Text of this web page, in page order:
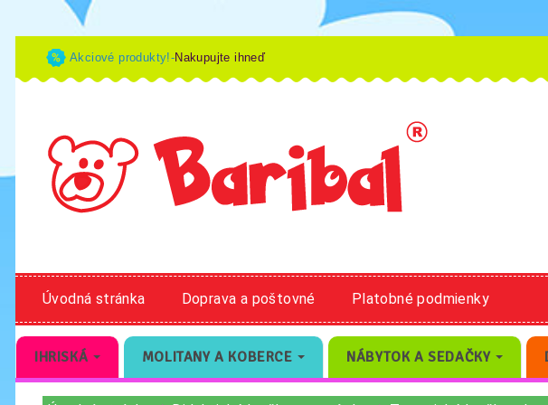
Akciové produkty!-Nakupujte ihneď
Úvodná stránka Doprava a poštovné Platobné podmienky
IHRISKÁ MOLITANY A KOBERCE NÁBYTOK A SEDAČKY